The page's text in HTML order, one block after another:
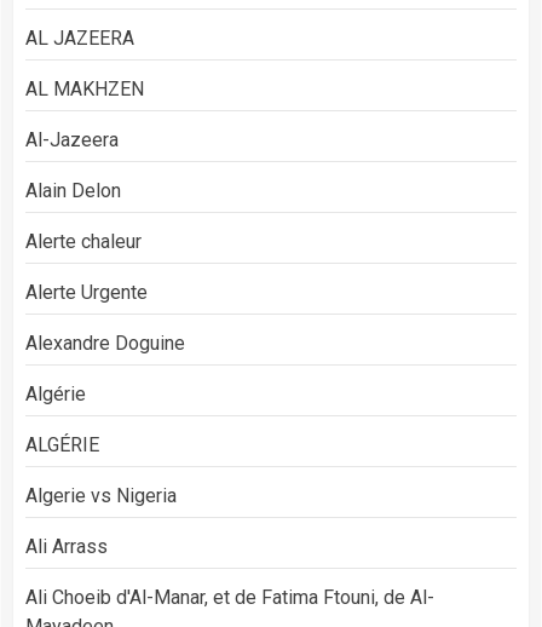
AL JAZEERA
AL MAKHZEN
Al-Jazeera
Alain Delon
Alerte chaleur
Alerte Urgente
Alexandre Doguine
Algérie
ALGÉRIE
Algerie vs Nigeria
Ali Arrass
Ali Choeib d'Al-Manar, et de Fatima Ftouni, de Al-